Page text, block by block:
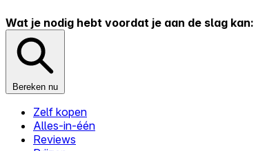
Wat je nodig hebt voordat je aan de slag kan:
Bereken nu
Zelf kopen
Alles-in-één
Reviews